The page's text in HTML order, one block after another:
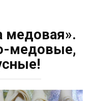
медовая».
медовые,